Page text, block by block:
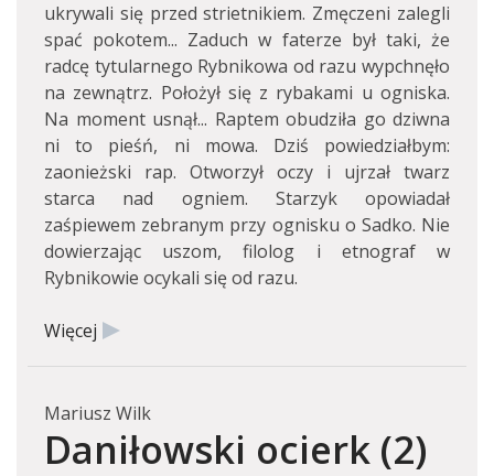
ukrywali się przed strietnikiem. Zmęczeni zalegli
spać pokotem... Zaduch w faterze był taki, że
radcę tytularnego Rybnikowa od razu wypchnęło
na zewnątrz. Położył się z rybakami u ogniska.
Na moment usnął... Raptem obudziła go dziwna
ni to pieśń, ni mowa. Dziś powiedziałbym:
zaonieżski rap. Otworzył oczy i ujrzał twarz
starca nad ogniem. Starzyk opowiadał
zaśpiewem zebranym przy ognisku o Sadko. Nie
dowierzając uszom, filolog i etnograf w
Rybnikowie ocykali się od razu.
Więcej
Mariusz Wilk
Daniłowski ocierk (2)